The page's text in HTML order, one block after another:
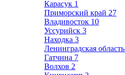
Карасук 1
Приморский край 27
Владивосток 10
Уссурийск 3
Находка 3
Ленинградская область
Гатчина 7
Волхов 2